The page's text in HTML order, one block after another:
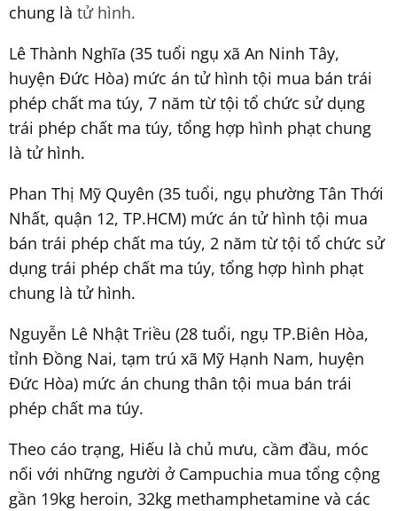
chung là tử hình.
Lê Thành Nghĩa (35 tuổi ngụ xã An Ninh Tây,
huyện Đức Hòa) mức án tử hình tội mua bán trái
phép chất ma túy, 7 năm từ tội tổ chức sử dụng
trái phép chất ma túy, tổng hợp hình phạt chung
là tử hình.
Phan Thị Mỹ Quyên (35 tuổi, ngụ phường Tân Thới
Nhất, quận 12, TP.HCM) mức án tử hình tội mua
bán trái phép chất ma túy, 2 năm từ tội tổ chức sử
dụng trái phép chất ma túy, tổng hợp hình phạt
chung là tử hình.
Nguyễn Lê Nhật Triều (28 tuổi, ngụ TP.Biên Hòa,
tỉnh Đồng Nai, tạm trú xã Mỹ Hạnh Nam, huyện
Đức Hòa) mức án chung thân tội mua bán trái
phép chất ma túy.
Theo cáo trạng, Hiếu là chủ mưu, cầm đầu, móc
nối với những người ở Campuchia mua tổng cộng
gần 19kg heroin, 32kg methamphetamine và các